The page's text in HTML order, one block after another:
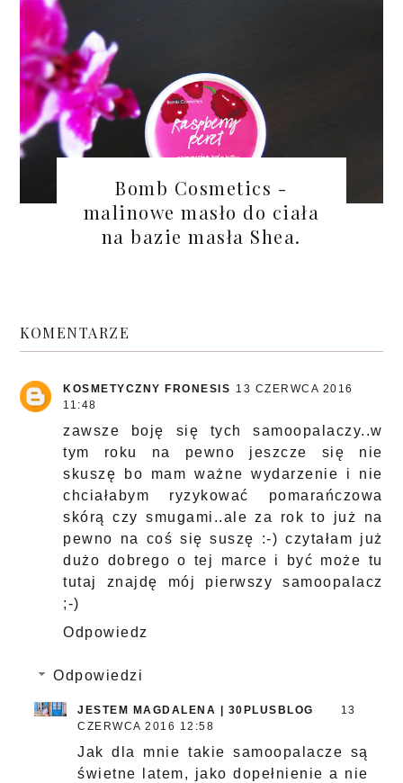
Bomb Cosmetics -
malinowe masło do ciała
na bazie masła Shea.
KOMENTARZE
KOSMETYCZNY FRONESIS 13 CZERWCA 2016
11:48
zawsze boję się tych samoopalaczy..w
tym roku na pewno jeszcze się nie
skuszę bo mam ważne wydarzenie i nie
chciałabym ryzykować pomarańczowa
skórą czy smugami..ale za rok to już na
pewno na coś się suszę :-) czytałam już
dużo dobrego o tej marce i być może tu
tutaj znajdę mój pierwszy samoopalacz
;-)
Odpowiedz
Odpowiedzi
JESTEM MAGDALENA | 30PLUSBLOG
13
CZERWCA 2016 12:58
Jak dla mnie takie samoopalacze są
świetne latem, jako dopełnienie a nie